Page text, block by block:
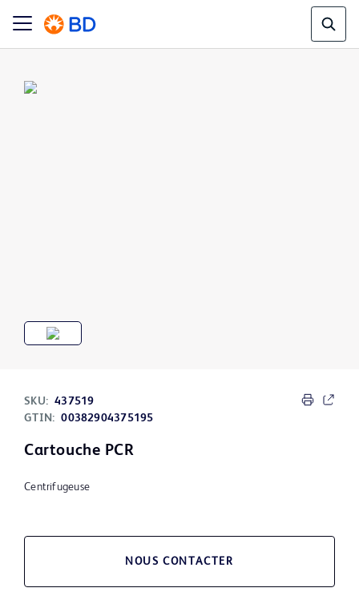
SKU: 437519
GTIN: 00382904375195
Cartouche PCR
Centrifugeuse
NOUS CONTACTER